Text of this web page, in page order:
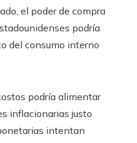
el poder de compra
podría
del consumo interno
podría alimentar
inflacionarias justo
intentan